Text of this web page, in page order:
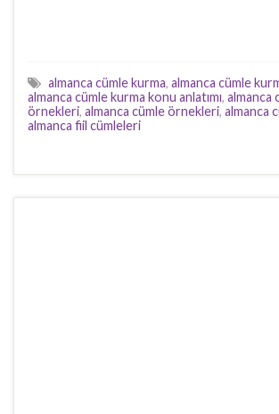
almanca cümle kurma, almanca cümle
almanca cümle kurma konu anlatımı, almanca
örnekleri, almanca cümle örnekleri, almanca
almanca fiil cümleleri